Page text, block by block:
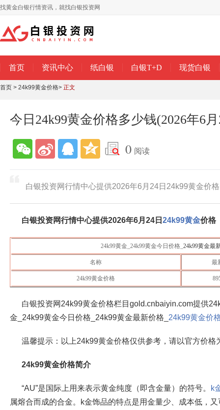
找黄金白银行情资讯，就找白银投资网
首页 资讯中心 纸白银 白银T+D 现货白银
首页 > 24k99黄金价格> 正文
今日24k99黄金价格多少钱(2026年6
0 阅读
白银投资网行情中心提供2026年6月24日​24k99黄金价格
白银投资网行情中心提供2026年6月24日 24k99黄金价格
24k99黄金_24k99黄金今日价格_24k99黄金最
名称 最
24k99黄金价格
白银投资网24k99黄金价格栏目gold.cnbaiyin.com提供
金_24k99黄金今日价格_24k99黄金最新价格_ 24k99黄金价
温馨提示：以上24k99黄金价格仅供参考，请以官方价格
24k99黄金价格简介
“AU”是国际上用来表示黄金纯度（即含金量）的符号。
k
属熔合而成的合金。k金饰品的特点是用金量少、成本低，